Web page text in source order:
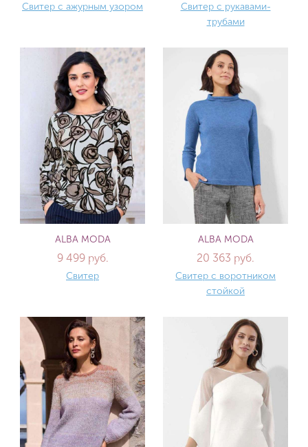
Свитер с ажурным узором
Свитер с рукавами-
трубами
ALBA MODA
9 499 руб.
Свитер
ALBA MODA
20 363 руб.
Свитер с воротником
стойкой